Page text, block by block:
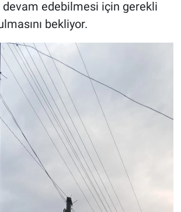
devam edebilmesi için gerekli
bekliyor.